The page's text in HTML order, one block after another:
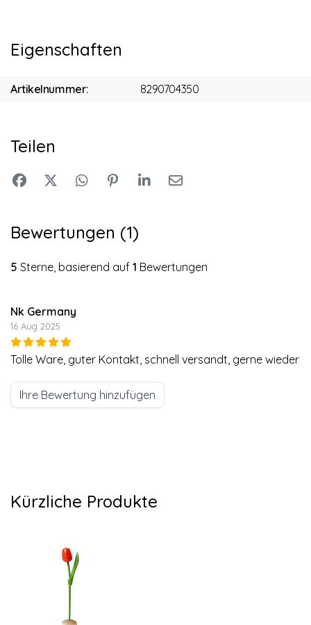
Eigenschaften
Artikelnummer: 8290704350
Teilen
Bewertungen (1)
5 Sterne, basierend auf 1 Bewertungen
Nk Germany
16 Aug 2025
Tolle Ware, guter Kontakt, schnell versandt, gerne wieder
Ihre Bewertung hinzufügen
Kürzliche Produkte